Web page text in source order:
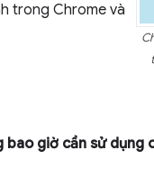
trong Chrome và
giờ cần sử dụng